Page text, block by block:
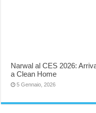
Narwal al CES 2026:
a Clean Home
5 Gennaio, 2026